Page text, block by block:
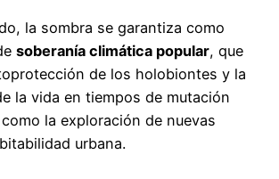
la sombra se garantiza como
soberanía climática popular, que
de los holobiontes y la
la vida en tiempos de mutación
la exploración de nuevas
urbana.